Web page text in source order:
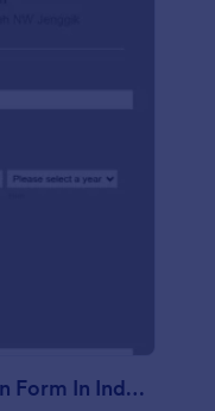
Alumni Scout Registration Form In Indonesian